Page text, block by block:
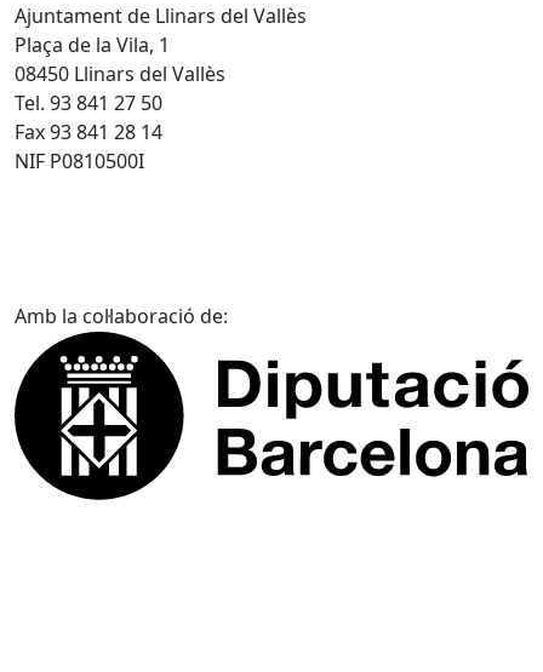
Ajuntament de Llinars del Vallès
Plaça de la Vila, 1
08450 Llinars del Vallès
Tel. 93 841 27 50
Fax 93 841 28 14
NIF P0810500I
Amb la col·laboració de: